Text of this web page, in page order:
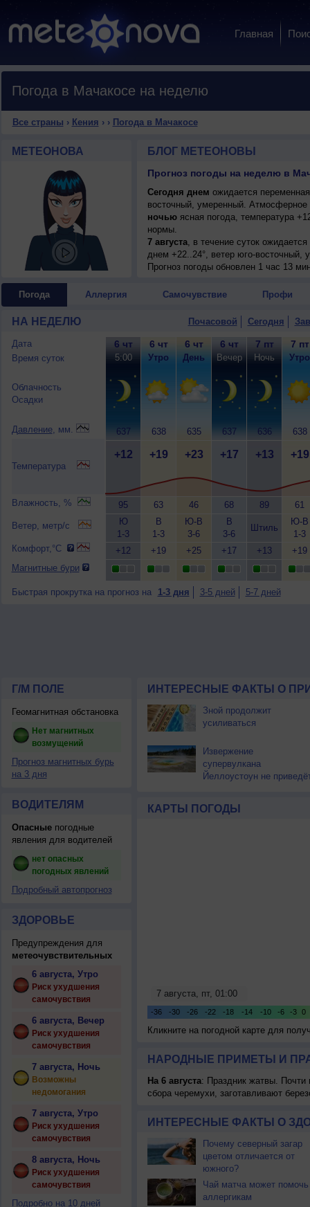
Главная
Погода в Мачакосе на неделю
Все страны › Кения › › Погода в Мачакосе
МЕТЕОНОВА БЛОГ МЕТЕОНОВЫ
Прогноз погоды на неделю в
Сегодня днем ожидается
восточный, умеренный.
ночьюясная погода, температура
нормы.
7 августа, в течение суток
днем +22..24°, ветер юго-восточный,
Прогноз погоды обновлен 1 час 13
Погода Аллергия Самочувствие Профи
НА НЕДЕЛЮ Почасовой Сегодня
Дата
Время суток
Облачность
Осадки
Давление, мм.
Температура
Влажность, %
Ветер, метр/с
Комфорт,°C
Магнитные бури
6 чт
5:00
637
+12
95
Ю
1-3
+12
6 чт
Утро
638
+19
63
В
1-3
+19
6 чт
День
635
+23
46
Ю-В
3-6
+25
6 чт
Вечер
637
+17
68
В
3-6
+17
7 пт
Ночь
636
+13
89
Штиль
+13
7 пт
Утро
638
+19
61
Ю-В
1-3
+19
Быстрая прокрутка на прогноз на 1-3 дня 3-5 дней 5-7 дней
Г/М ПОЛЕ
Геомагнитная обстановка
Нет магнитных
возмущений
Прогноз магнитных бурь
на 3 дня
ВОДИТЕЛЯМ
Опасныепогодные
явления для водителей
нет опасных
погодных явлений
Подробный автопрогноз
ЗДОРОВЬЕ
Предупреждения для
метеочувствительных
6 августа, Утро
Риск ухудшения
самочувствия
6 августа, Вечер
Риск ухудшения
самочувствия
7 августа, Ночь
Возможны
недомогания
7 августа, Утро
Риск ухудшения
самочувствия
8 августа, Ночь
Риск ухудшения
самочувствия
Подробно на 10 дней
ИНТЕРЕСНЫЕ ФАКТЫ О
Зной продолжит
усиливаться
Извержение
супервулкана
Йеллоустоун не
КАРТЫ ПОГОДЫ
Кликните на погодной карте для
НАРОДНЫЕ ПРИМЕТЫ И
На 6 августа: Праздник жатвы. Почти
сбора черемухи, заготавливают
ИНТЕРЕСНЫЕ ФАКТЫ О
Почему северный загар
цветом отличается от
южного?
Чай матча может помочь
аллергикам